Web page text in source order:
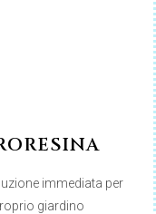
immediata per
giardino